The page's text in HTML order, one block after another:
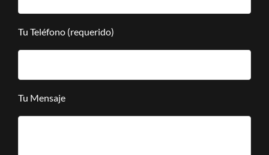
Tu Teléfono (requerido)
Tu Mensaje